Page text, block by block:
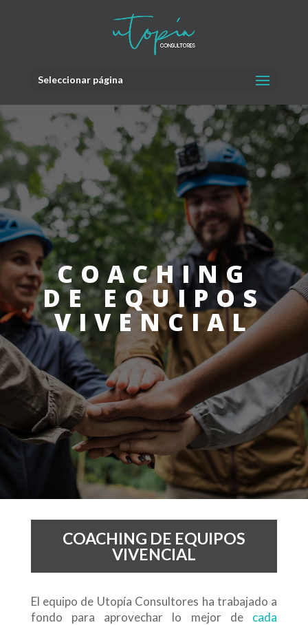
Seleccionar página
COACHING
DE EQUIPOS
VIVENCIAL
COACHING DE EQUIPOS
VIVENCIAL
El equipo de Utopía Consultores ha trabajado a
fondo para aprovechar lo mejor de cada